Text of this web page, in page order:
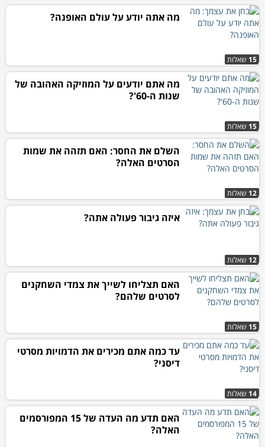
15 שאלות
מה אתה יודע על עולם האופנה?
15 שאלות
מה אתם יודעים על המוזיקה האהובה של
שנות ה-60'?
12 שאלות
השלם את החסר: האם תזהה את שמות
הסרטים האלה?
12 שאלות
איזה גיבור פעולה אתה?
15 שאלות
האם תצליחו לשייך את צמדי השחקנים
לסרטים שלהם?
14 שאלות
עד כמה אתם מכירים את הדמויות מסרטי
דיסני?
האם תדע מה העדה של 15 המפורסמים
האלה?